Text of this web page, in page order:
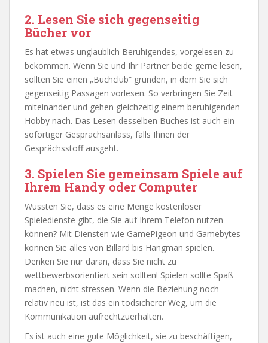
2. Lesen Sie sich gegenseitig
Bücher vor
Es hat etwas unglaublich Beruhigendes, vorgelesen zu
bekommen. Wenn Sie und Ihr Partner beide gerne lesen,
sollten Sie einen „Buchclub“ gründen, in dem Sie sich
gegenseitig Passagen vorlesen. So verbringen Sie Zeit
miteinander und gehen gleichzeitig einem beruhigenden
Hobby nach. Das Lesen desselben Buches ist auch ein
sofortiger Gesprächsanlass, falls Ihnen der
Gesprächsstoff ausgeht.
3. Spielen Sie gemeinsam Spiele auf
Ihrem Handy oder Computer
Wussten Sie, dass es eine Menge kostenloser
Spieledienste gibt, die Sie auf Ihrem Telefon nutzen
können? Mit Diensten wie GamePigeon und Gamebytes
können Sie alles von Billard bis Hangman spielen.
Denken Sie nur daran, dass Sie nicht zu
wettbewerbsorientiert sein sollten! Spielen sollte Spaß
machen, nicht stressen. Wenn die Beziehung noch
relativ neu ist, ist das ein todsicherer Weg, um die
Kommunikation aufrechtzuerhalten.
Es ist auch eine gute Möglichkeit, sie zu beschäftigen,